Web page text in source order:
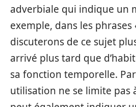
adverbiale qui indique un
exemple, dans les phrases
discuterons de ce sujet
arrivé plus tard que
sa fonction temporelle.
utilisation ne se limite pas